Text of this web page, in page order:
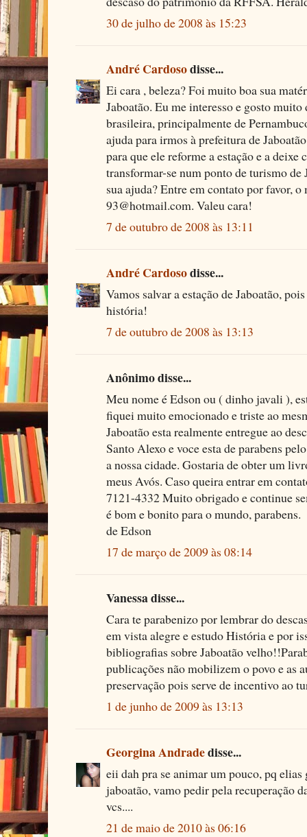
30 de julho de 2008 às 15:23
André Cardosodisse...
Ei cara , beleza? Foi muito boa sua
Jaboatão. Eu me interesso e gosto
brasileira, principalmente de
ajuda para irmos à prefeitura de
para que ele reforme a estação e a deixe
transformar-se num ponto de turismo de
sua ajuda? Entre em contato por favor,
93@hotmail.com. Valeu cara!
7 de outubro de 2008 às 13:11
André Cardosodisse...
Vamos salvar a estação de Jaboatão,
história!
7 de outubro de 2008 às 13:13
Anônimo disse...
Meu nome é Edson ou ( dinho javali ),
fiquei muito emocionado e triste ao
Jaboatão esta realmente entregue ao
Santo Alexo e voce esta de parabens
a nossa cidade. Gostaria de obter um
meus Avós. Caso queira entrar em
7121-4332 Muito obrigado e continue
é bom e bonito para o mundo, parabens.
de Edson
17 de março de 2009 às 08:14
Vanessa disse...
Cara te parabenizo por lembrar do
em vista alegre e estudo História e por
bibliografias sobre Jaboatão
publicações não mobilizem o povo e as
preservação pois serve de incentivo ao
1 de junho de 2009 às 13:13
Georgina Andradedisse...
eii dah pra se animar um pouco, pq
jaboatão, vamo pedir pela recuperação
vcs....
21 de maio de 2010 às 06:16